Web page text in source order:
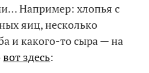
Например: хлопья с
яиц, несколько
и какого-то сыра — на
вот здесь: